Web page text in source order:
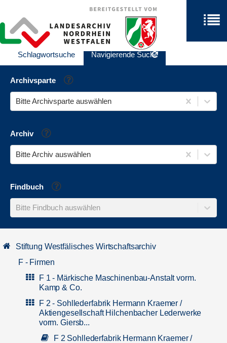
Schlagwortsuche Navigierende Suche
Archivsparte Hilfe
Bitte Archivsparte auswählen
Archiv Hilfe
Bitte Archiv auswählen
Findbuch Hilfe
Bitte Findbuch auswählen
Stiftung Westfälisches Wirtschaftsarchiv
F - Firmen
F 1 - Märkische Maschinenbau-Anstalt vorm.
Kamp & Co.
F 2 - Sohllederfabrik Hermann Kraemer /
Aktiengesellschaft Hilchenbacher Lederwerke
vorm. Giersb...
F 2 Sohllederfabrik Hermann Kraemer /